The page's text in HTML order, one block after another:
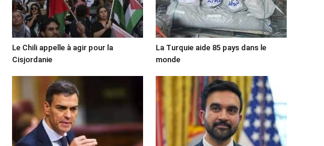
Le Chili appelle à agir pour la
Cisjordanie
La Turquie aide 85 pays dans le
monde